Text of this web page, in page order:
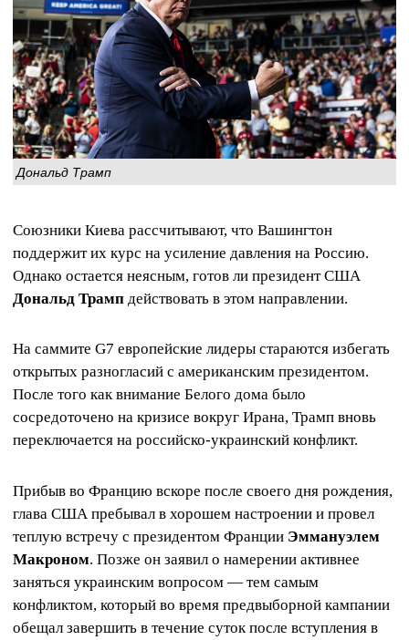
Дональд Трамп
Союзники Киева рассчитывают, что Вашингтон
поддержит их курс на усиление давления на Россию.
Однако остается неясным, готов ли президент США
Дональд Трамп действовать в этом направлении.
На саммите G7 европейские лидеры стараются избегать
открытых разногласий с американским президентом.
После того как внимание Белого дома было
сосредоточено на кризисе вокруг Ирана, Трамп вновь
переключается на российско-украинский конфликт.
Прибыв во Францию вскоре после своего дня рождения,
глава США пребывал в хорошем настроении и провел
теплую встречу с президентом Франции Эммануэлем
Макроном. Позже он заявил о намерении активнее
заняться украинским вопросом — тем самым
конфликтом, который во время предвыборной кампании
обещал завершить в течение суток после вступления в